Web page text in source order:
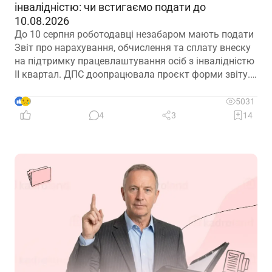
інвалідністю: чи встигаємо подати до
10.08.2026
До 10 серпня роботодавці незабаром мають подати
Звіт про нарахування, обчислення та сплату внеску
на підтримку працевлаштування осіб з інвалідністю
ІІ квартал. ДПС доопрацювала проєкт форми звіту.
далі
9
5031
4
3 14